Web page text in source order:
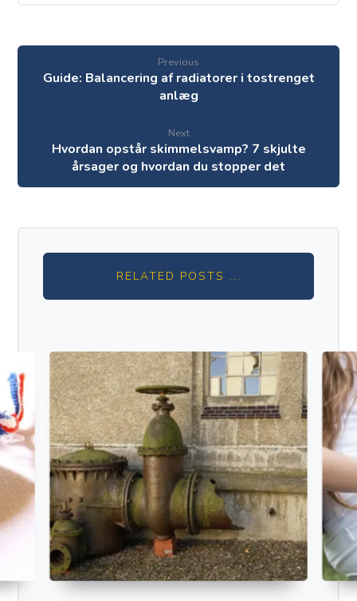
Previous
Guide: Balancering af radiatorer i tostrenget
anlæg
Next
Hvordan opstår skimmelsvamp? 7 skjulte
årsager og hvordan du stopper det
RELATED POSTS ...